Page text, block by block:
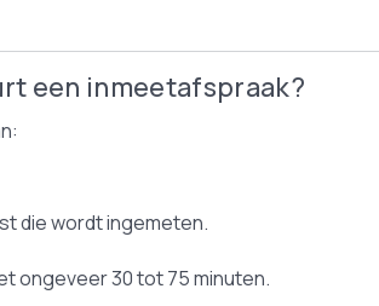
een inmeetafspraak?
die wordt ingemeten.
ongeveer 30 tot 75 minuten.